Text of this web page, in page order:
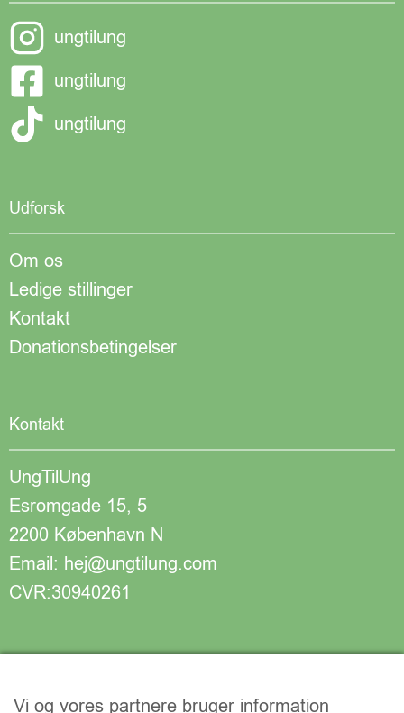
ungtilung
ungtilung
ungtilung
Udforsk
Om os
Ledige stillinger
Kontakt
Donationsbetingelser
Kontakt
UngTilUng
Esromgade 15, 5
2200 København N
Email: hej@ungtilung.com
CVR:30940261
Vi og vores partnere bruger information